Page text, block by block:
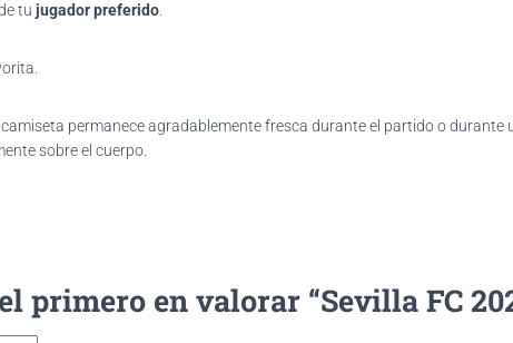
tu jugador preferido.
permanece agradablemente fresca durante el partido o durante
sobre el cuerpo.
primero en valorar “Sevilla FC